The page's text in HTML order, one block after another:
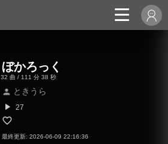
ぼかろっく
32 曲 / 111 分 38 秒
person ときうら
play_arrow 27
最終更新: 2026-06-09 22:16:36